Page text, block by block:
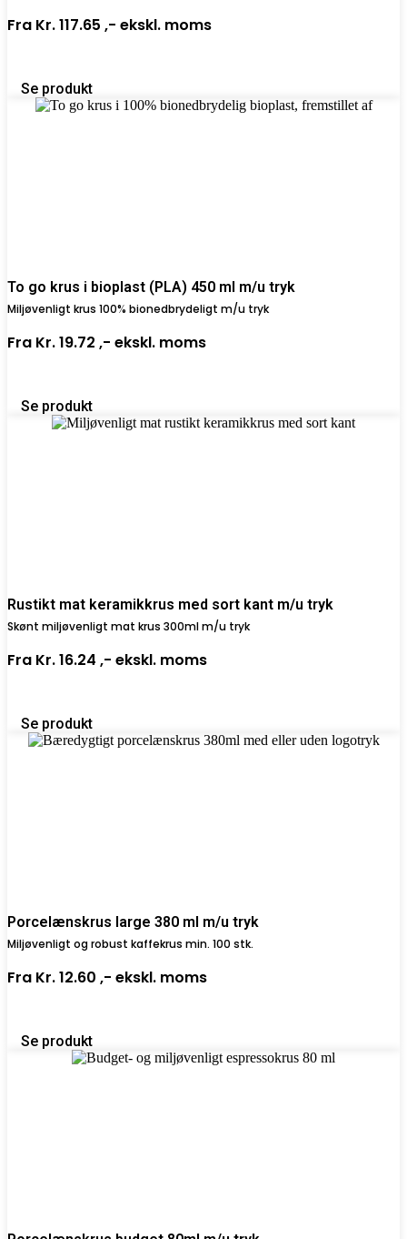
Fra Kr. 117.65 ,- ekskl. moms
Se produkt
To go krus i bioplast (PLA) 450 ml m/u tryk
Miljøvenligt krus 100% bionedbrydeligt m/u tryk
Fra Kr. 19.72 ,- ekskl. moms
Se produkt
Rustikt mat keramikkrus med sort kant m/u tryk
Skønt miljøvenligt mat krus 300ml m/u tryk
Fra Kr. 16.24 ,- ekskl. moms
Se produkt
Porcelænskrus large 380 ml m/u tryk
Miljøvenligt og robust kaffekrus min. 100 stk.
Fra Kr. 12.60 ,- ekskl. moms
Se produkt